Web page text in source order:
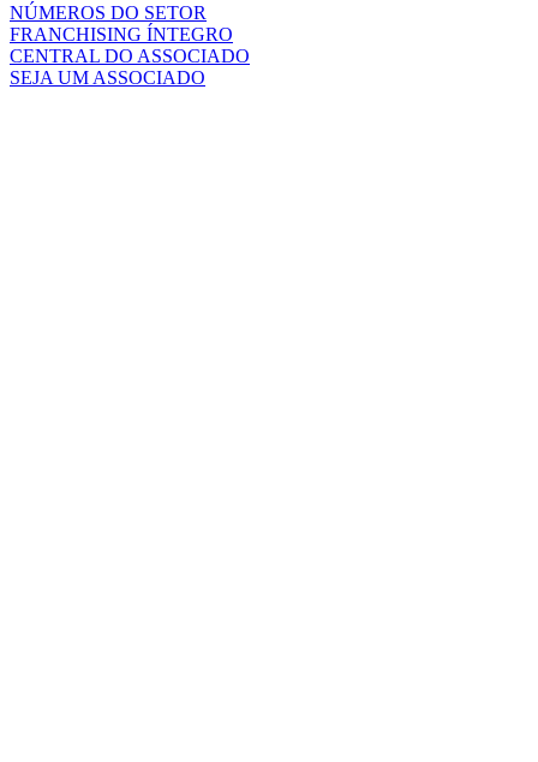
NÚMEROS DO SETOR
FRANCHISING ÍNTEGRO
CENTRAL DO ASSOCIADO
SEJA UM ASSOCIADO